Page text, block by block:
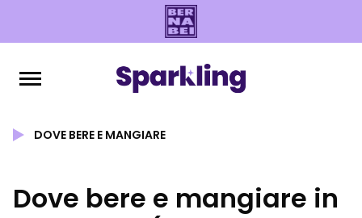
DOVE BERE E MANGIARE
Dove bere e mangiare in